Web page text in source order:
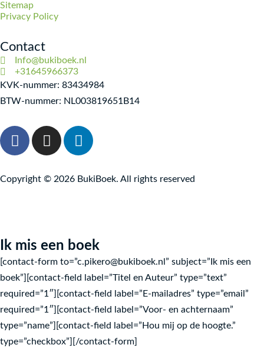
Sitemap
Privacy Policy
Contact
Info@bukiboek.nl
+31645966373
KVK-nummer: 83434984
BTW-nummer: NL003819651B14
F
a
e
-
f
I
n
t
m
L
i
k
Copyright © 2026 BukiBoek. All rights reserved
Ik mis een boek
[contact-form to=”c.pikero@bukiboek.nl” subject=”Ik mis een
boek”][contact-field label=”Titel en Auteur” type=”text”
required=”1″][contact-field label=”E-mailadres” type=”email”
required=”1″][contact-field label=”Voor- en achternaam”
type=”name”][contact-field label=”Hou mij op de hoogte.”
type=”checkbox”][/contact-form]